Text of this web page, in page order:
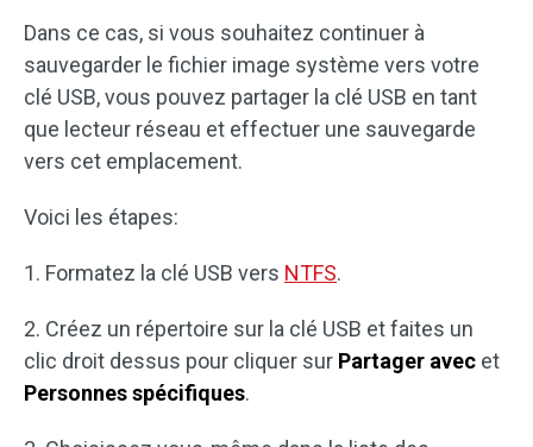
Dans ce cas, si vous souhaitez continuer à
sauvegarder le fichier image système vers votre
clé USB, vous pouvez partager la clé USB en tant
que lecteur réseau et effectuer une sauvegarde
vers cet emplacement.
Voici les étapes:
1. Formatez la clé USB vers NTFS.
2. Créez un répertoire sur la clé USB et faites un
clic droit dessus pour cliquer sur Partager avec et
Personnes spécifiques.